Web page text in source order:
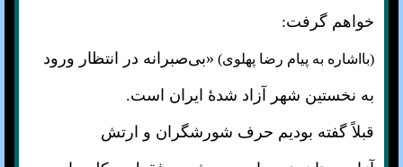
خواهم گرفت:
(بااشاره به پیام رضا پهلوی) «بی‌صبرانه در انتظار ورود
به نخستین شهر آزاد شدهٔ ایران است.
قبلاً گفته بودیم حرف شورشگران و ارتش